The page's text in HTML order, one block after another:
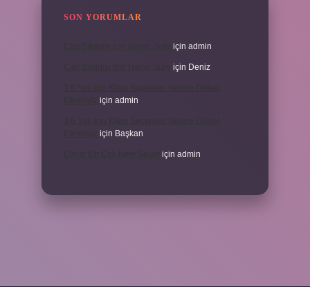
SON YORUMLAR
için admin
için Deniz
için admin
için Başkan
için admin